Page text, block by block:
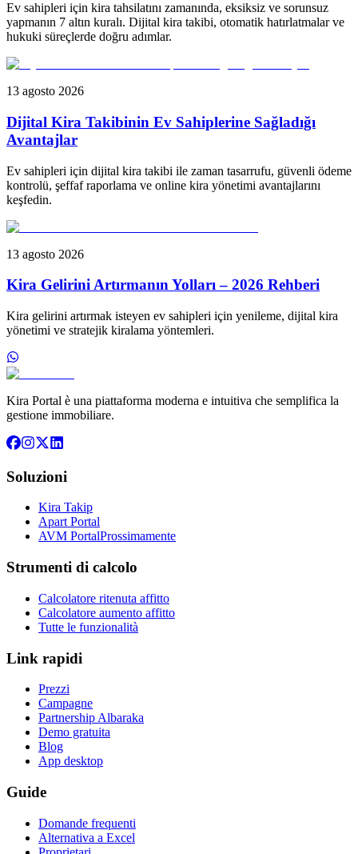
Ev sahipleri için kira tahsilatını zamanında, eksiksiz ve sorunsuz
yapmanın 7 altın kuralı. Dijital kira takibi, otomatik hatırlatmalar ve
hukuki süreçlerde doğru adımlar.
13 agosto 2026
Dijital Kira Takibinin Ev Sahiplerine Sağladığı
Avantajlar
Ev sahipleri için dijital kira takibi ile zaman tasarrufu, güvenli ödeme
kontrolü, şeffaf raporlama ve online kira yönetimi avantajlarını
keşfedin.
13 agosto 2026
Kira Gelirini Artırmanın Yolları – 2026 Rehberi
Kira gelirini artırmak isteyen ev sahipleri için yenileme, dijital kira
yönetimi ve stratejik kiralama yöntemleri.
Kira Portal è una piattaforma moderna e intuitiva che semplifica la
gestione immobiliare.
Soluzioni
Kira Takip
Apart Portal
AVM PortalProssimamente
Strumenti di calcolo
Calcolatore ritenuta affitto
Calcolatore aumento affitto
Tutte le funzionalità
Link rapidi
Prezzi
Campagne
Partnership Albaraka
Demo gratuita
Blog
App desktop
Guide
Domande frequenti
Alternativa a Excel